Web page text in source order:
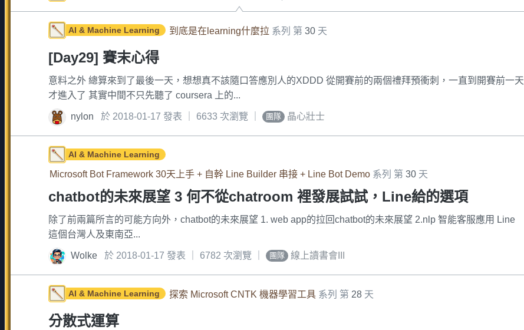
AI & Machine Learning 到底是在learning什麼拉 系列 第 30 天
[Day29] 賽末心得
意料之外 總算來到了最後一天，想想真不該隨口答應別人的XDDD 從開賽前的兩個禮拜預衝刺，一直到開賽前一天
才進入了 其實中間不只先聽了 coursera 上的...
nylon 於 2018-01-17 發表 ｜ 6633 次瀏覽 ｜ 團隊 晶心壯士
AI & Machine Learning
Microsoft Bot Framework 30天上手 + 自幹 Line Builder 串接 + Line Bot Demo 系列 第 30 天
chatbot的未來展望 3 何不從chatroom 裡發展試試，Line給的選項
除了前兩篇所言的可能方向外，chatbot的未來展望 1. web app的拉回chatbot的未來展望 2.nlp 智能客服應用 Line
這個台灣人及東南亞...
Wolke 於 2018-01-17 發表 ｜ 6782 次瀏覽 ｜ 團隊 線上讀書會III
AI & Machine Learning 探索 Microsoft CNTK 機器學習工具 系列 第 28 天
分散式運算